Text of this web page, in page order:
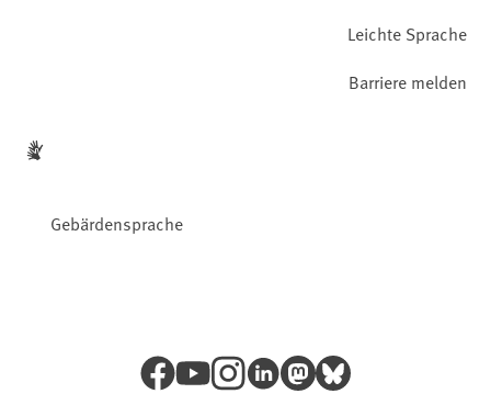
Leichte Sprache
Gebärdensprache
Barriere melden